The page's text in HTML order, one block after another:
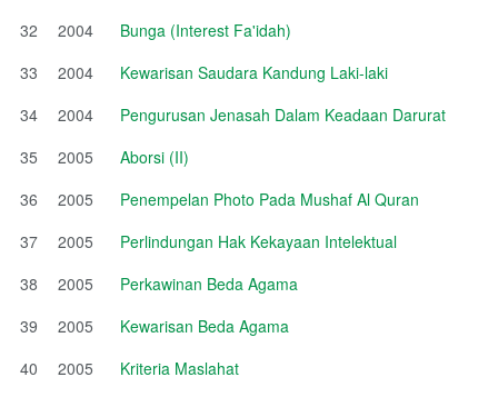
32
2004
Bunga (Interest Fa'idah)
33
2004
Kewarisan Saudara Kandung Laki-laki
34
2004
Pengurusan Jenasah Dalam Keadaan Darurat
35
2005
Aborsi (II)
36
2005
Penempelan Photo Pada Mushaf Al Quran
37
2005
Perlindungan Hak Kekayaan Intelektual
38
2005
Perkawinan Beda Agama
39
2005
Kewarisan Beda Agama
40
2005
Kriteria Maslahat